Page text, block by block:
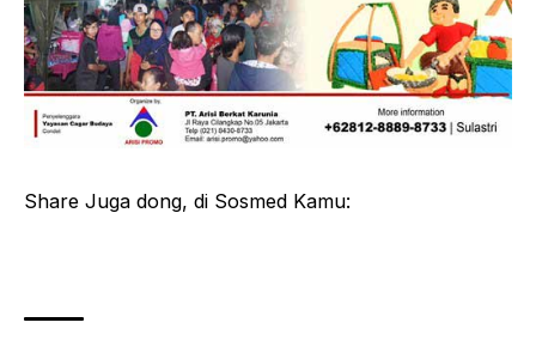
Share Juga dong, di Sosmed Kamu: